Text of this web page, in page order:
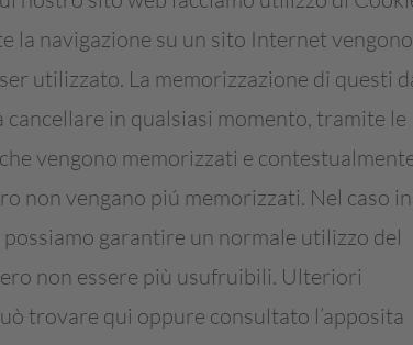
la navigazione su un sito Internet vengono
utilizzato. La memorizzazione di questi
in qualsiasi momento, tramite le
vengono memorizzati e
non vengano piú memorizzati. Nel caso
garantire un normale utilizzo del
non essere più usufruibili. Ulteriori
trovare qui oppure consultato l’apposita